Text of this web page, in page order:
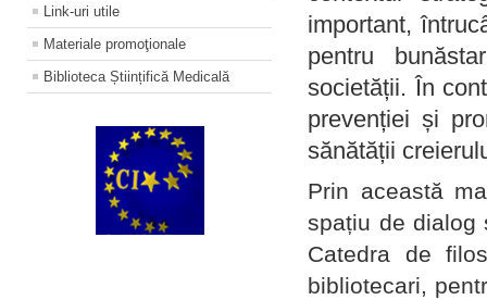
Link-uri utile
Materiale promoţionale
Biblioteca Științifică Medicală
important,
pentru
societății. În
prevenției și
sănătății
Prin această
spațiu de dialog
Catedra de
bibliotecari,